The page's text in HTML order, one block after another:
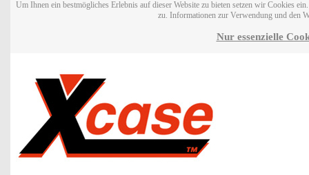
Um Ihnen ein bestmögliches Erlebnis auf dieser Website zu bieten setzen wir Cookies
zu. Informationen zur Verwendung und den
Nur essenzielle